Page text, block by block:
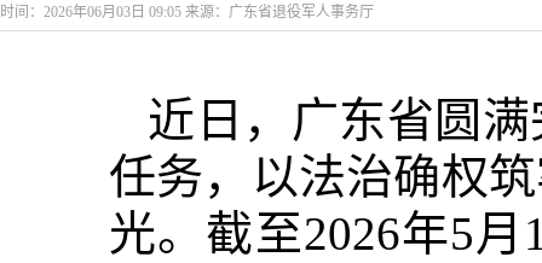
时间：2026年06月03日 09:05 来源：广东省退役军人事务厅
近日，广东省圆
任务，以法治确权
光。截至2026年5